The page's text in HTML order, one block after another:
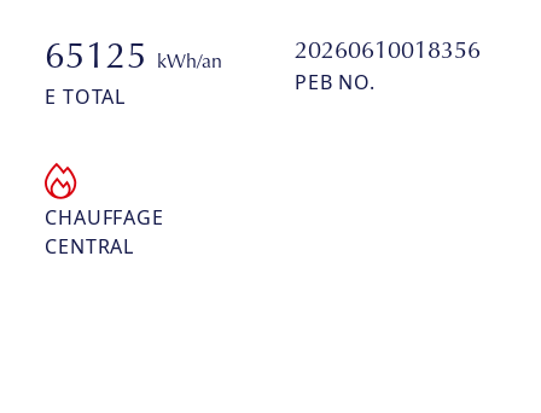
65125 kWh/an
E TOTAL
20260610018356
PEB NO.
CHAUFFAGE
CENTRAL